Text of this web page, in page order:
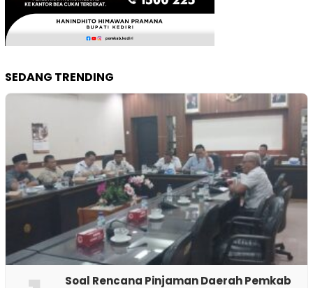
SEDANG TRENDING
‎Soal Rencana Pinjaman Daerah Pemkab